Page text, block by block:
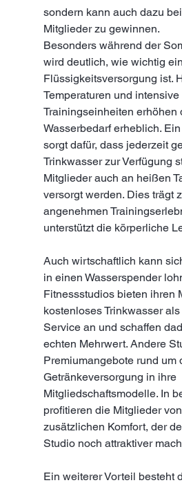
sondern kann auch dazu
Mitglieder zu gewinnen.
Besonders während der
wird deutlich, wie wichtig
Flüssigkeitsversorgung ist.
Temperaturen und intensive
Trainingseinheiten erhöhen
Wasserbedarf erheblich.
sorgt dafür, dass jederzeit
Trinkwasser zur Verfügung
Mitglieder auch an heißen
versorgt werden. Dies trägt
angenehmen
unterstützt die körperliche
Auch wirtschaftlich kann
in einen Wasserspender
Fitnessstudios bieten ihren
kostenloses Trinkwasser
Service an und schaffen
echten Mehrwert. Andere
Premiumangebote rund um
Getränkeversorgung in ihre
Mitgliedschaftsmodelle. In
profitieren die Mitglieder
zusätzlichen Komfort, der
Studio noch attraktiver
Ein weiterer Vorteil besteht